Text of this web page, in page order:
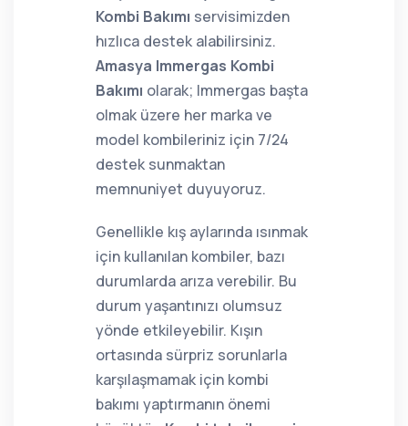
Kombi Bakımı servisimizden
hızlıca destek alabilirsiniz.
Amasya Immergas Kombi
Bakımı olarak; Immergas başta
olmak üzere her marka ve
model kombileriniz için 7/24
destek sunmaktan
memnuniyet duyuyoruz.
Genellikle kış aylarında ısınmak
için kullanılan kombiler, bazı
durumlarda arıza verebilir. Bu
durum yaşantınızı olumsuz
yönde etkileyebilir. Kışın
ortasında sürpriz sorunlarla
karşılaşmamak için kombi
bakımı yaptırmanın önemi